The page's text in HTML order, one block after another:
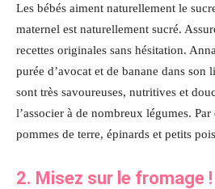
Les bébés aiment naturellement le
maternel est naturellement sucré.
recettes originales sans hésitation.
purée d’avocat et de banane dans son
sont très savoureuses, nutritives et
l’associer à de nombreux légumes.
pommes de terre, épinards et petits
2. Misez sur le fromage !